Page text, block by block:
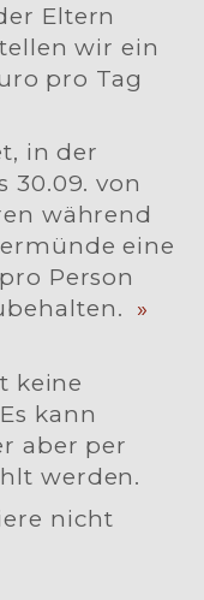
Eltern
wir ein
pro Tag
in der
30.09. von
während
eine
Person
»
keine
kann
aber per
werden.
nicht